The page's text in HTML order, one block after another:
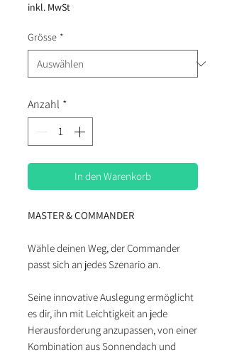
inkl. MwSt
Grösse *
Anzahl *
In den Warenkorb
MASTER & COMMANDER
Wähle deinen Weg, der Commander
passt sich an jedes Szenario an.
Seine innovative Auslegung ermöglicht
es dir, ihn mit Leichtigkeit an jede
Herausforderung anzupassen, von einer
Kombination aus Sonnendach und